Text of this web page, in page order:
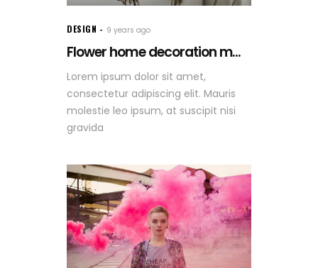
DESIGN 9 years ago
Flower home decoration m...
Lorem ipsum dolor sit amet,
consectetur adipiscing elit. Mauris
molestie leo ipsum, at suscipit nisi
gravida